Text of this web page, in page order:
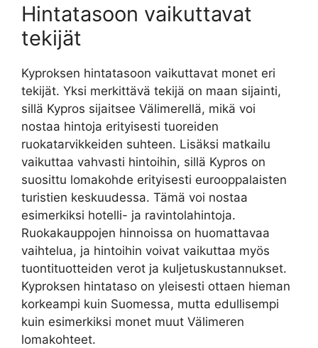
Hintatasoon vaikuttavat
tekijät
Kyproksen hintatasoon vaikuttavat monet eri
tekijät. Yksi merkittävä tekijä on maan sijainti,
sillä Kypros sijaitsee Välimerellä, mikä voi
nostaa hintoja erityisesti tuoreiden
ruokatarvikkeiden suhteen. Lisäksi matkailu
vaikuttaa vahvasti hintoihin, sillä Kypros on
suosittu lomakohde erityisesti eurooppalaisten
turistien keskuudessa. Tämä voi nostaa
esimerkiksi hotelli- ja ravintolahintoja.
Ruokakauppojen hinnoissa on huomattavaa
vaihtelua, ja hintoihin voivat vaikuttaa myös
tuontituotteiden verot ja kuljetuskustannukset.
Kyproksen hintataso on yleisesti ottaen hieman
korkeampi kuin Suomessa, mutta edullisempi
kuin esimerkiksi monet muut Välimeren
lomakohteet.